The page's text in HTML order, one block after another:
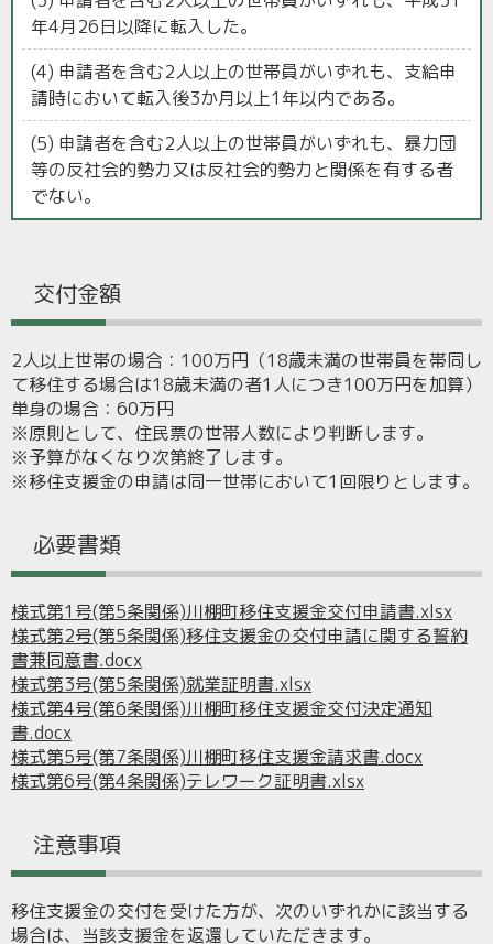
年4月26日以降に転入した。
(4) 申請者を含む2人以上の世帯員がいずれも、支給申
請時において転入後3か月以上1年以内である。
(5) 申請者を含む2人以上の世帯員がいずれも、暴力団
等の反社会的勢力又は反社会的勢力と関係を有する者
でない。
交付金額
2人以上世帯の場合：100万円（18歳未満の世帯員を帯同し
て移住する場合は18歳未満の者1人につき100万円を加算）
単身の場合：60万円
※原則として、住民票の世帯人数により判断します。
※予算がなくなり次第終了します。
※移住支援金の申請は同一世帯において1回限りとします。
必要書類
様式第1号(第5条関係)川棚町移住支援金交付申請書.xlsx
様式第2号(第5条関係)移住支援金の交付申請に関する誓約
書兼同意書.docx
様式第3号(第5条関係)就業証明書.xlsx
様式第4号(第6条関係)川棚町移住支援金交付決定通知
書.docx
様式第5号(第7条関係)川棚町移住支援金請求書.docx
様式第6号(第4条関係)テレワーク証明書.xlsx
注意事項
移住支援金の交付を受けた方が、次のいずれかに該当する
場合は、当該支援金を返還していただきます。